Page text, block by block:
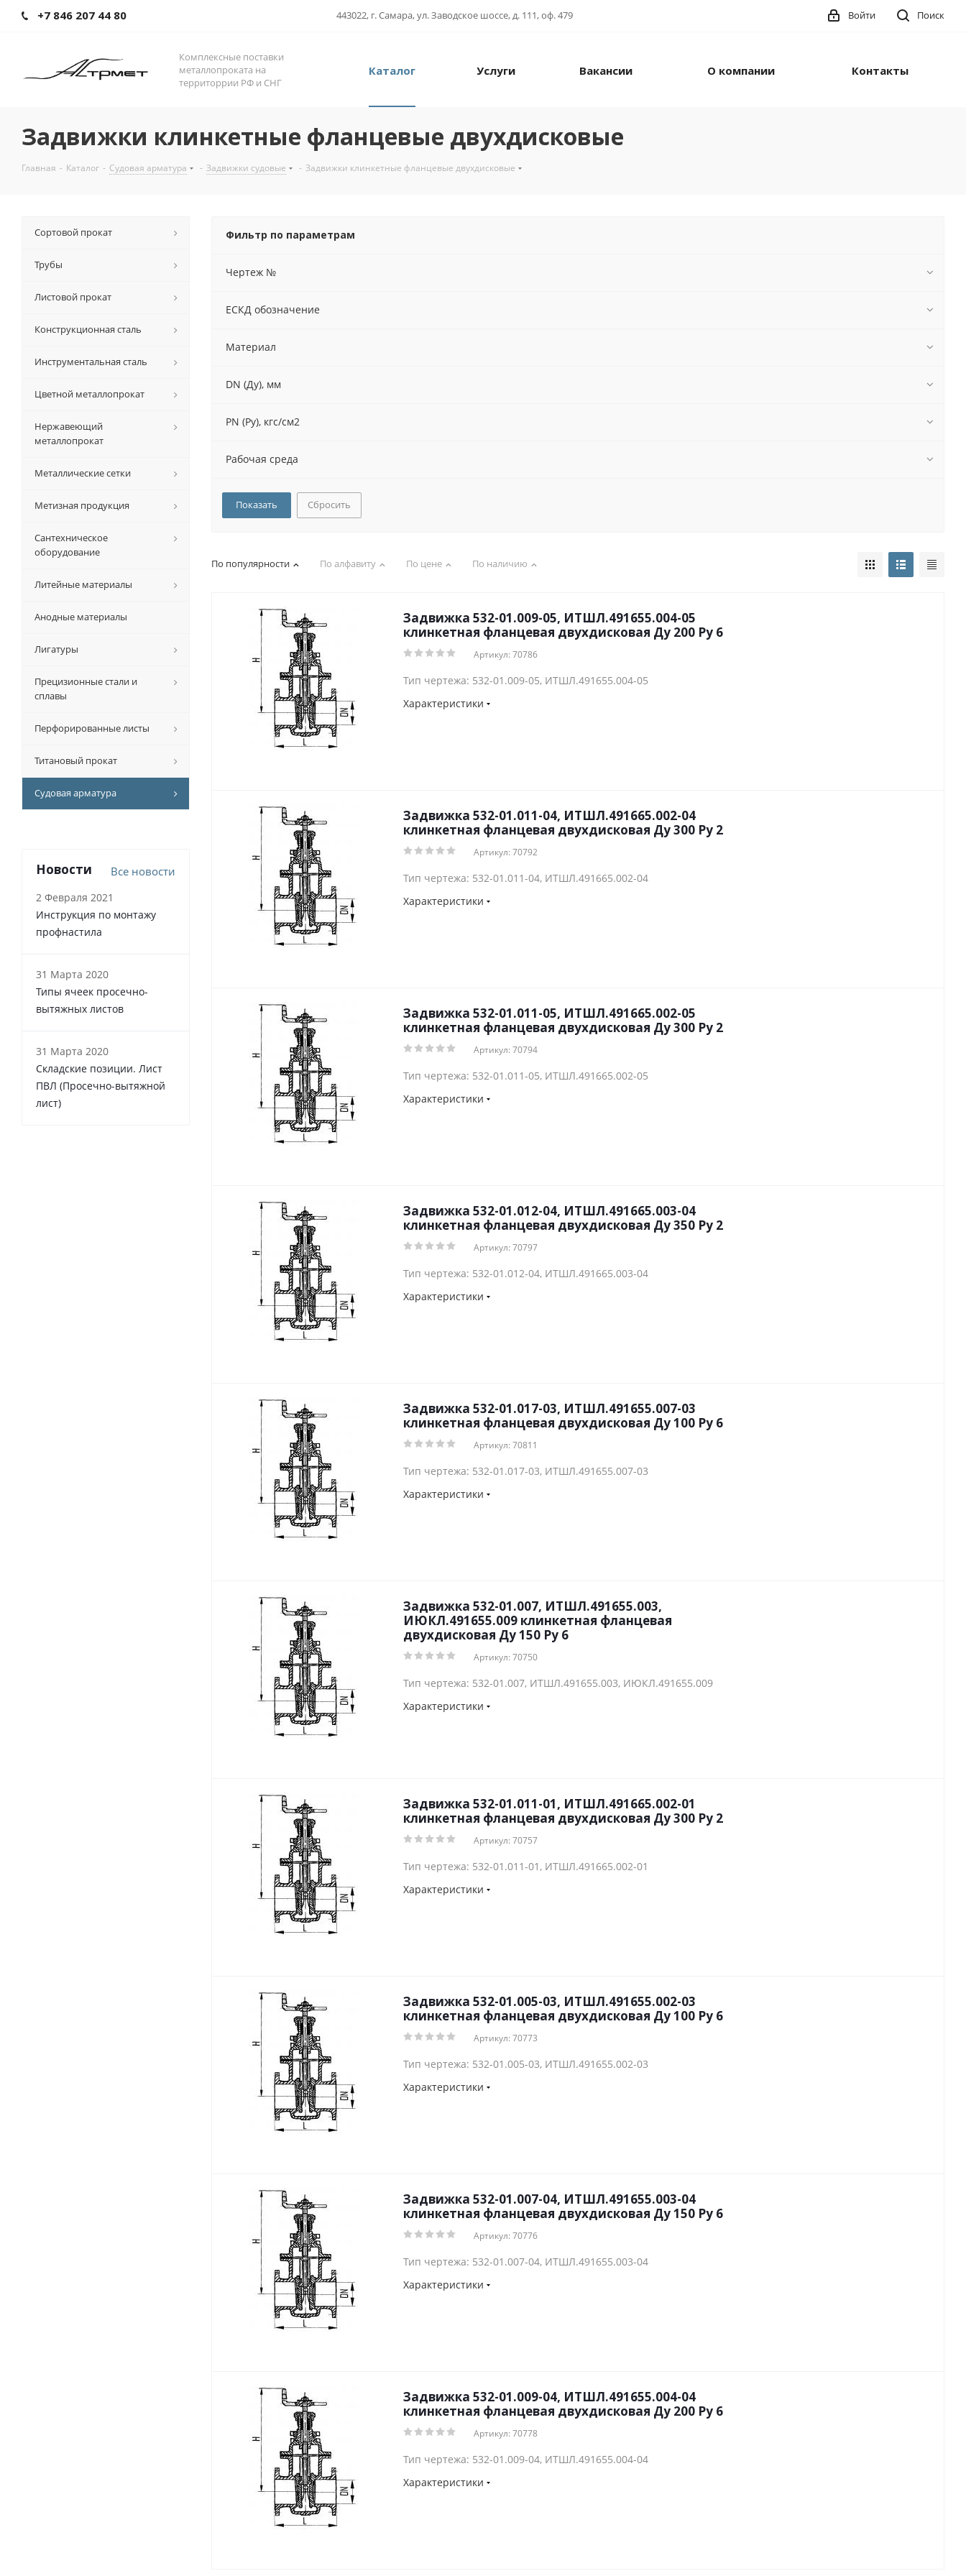
+7 846 207 44 80 443022, г. Самара, ул. Заводское шоссе, д. 111, оф. 479 Поиск
Войти
Комплексные поставки
металлопроката на
территоррии РФ и СНГ
Каталог Услуги Вакансии О компании Контакты
Задвижки клинкетные фланцевые двухдисковые
Главная - Каталог - Судовая арматура - Задвижки судовые - Задвижки клинкетные фланцевые двухдисковые
Фильтр по параметрам
Чертеж №
ЕСКД обозначение
Материал
DN (Ду), мм
PN (Py), кгс/см2
Рабочая среда
Сбросить
По популярности По алфавиту По цене По наличию
Задвижка 532-01.009-05, ИТШЛ.491655.004-05
клинкетная фланцевая двухдисковая Ду 200 Py 6
Артикул: 70786
Тип чертежа: 532-01.009-05, ИТШЛ.491655.004-05
Характеристики
Задвижка 532-01.011-04, ИТШЛ.491665.002-04
клинкетная фланцевая двухдисковая Ду 300 Py 2
Артикул: 70792
Тип чертежа: 532-01.011-04, ИТШЛ.491665.002-04
Характеристики
Задвижка 532-01.011-05, ИТШЛ.491665.002-05
клинкетная фланцевая двухдисковая Ду 300 Py 2
Артикул: 70794
Тип чертежа: 532-01.011-05, ИТШЛ.491665.002-05
Характеристики
Задвижка 532-01.012-04, ИТШЛ.491665.003-04
клинкетная фланцевая двухдисковая Ду 350 Py 2
Артикул: 70797
Тип чертежа: 532-01.012-04, ИТШЛ.491665.003-04
Характеристики
Задвижка 532-01.017-03, ИТШЛ.491655.007-03
клинкетная фланцевая двухдисковая Ду 100 Py 6
Артикул: 70811
Тип чертежа: 532-01.017-03, ИТШЛ.491655.007-03
Характеристики
Задвижка 532-01.007, ИТШЛ.491655.003,
ИЮКЛ.491655.009 клинкетная фланцевая
двухдисковая Ду 150 Py 6
Артикул: 70750
Тип чертежа: 532-01.007, ИТШЛ.491655.003, ИЮКЛ.491655.009
Характеристики
Задвижка 532-01.011-01, ИТШЛ.491665.002-01
клинкетная фланцевая двухдисковая Ду 300 Py 2
Артикул: 70757
Тип чертежа: 532-01.011-01, ИТШЛ.491665.002-01
Характеристики
Задвижка 532-01.005-03, ИТШЛ.491655.002-03
клинкетная фланцевая двухдисковая Ду 100 Py 6
Артикул: 70773
Тип чертежа: 532-01.005-03, ИТШЛ.491655.002-03
Характеристики
Задвижка 532-01.007-04, ИТШЛ.491655.003-04
клинкетная фланцевая двухдисковая Ду 150 Py 6
Артикул: 70776
Тип чертежа: 532-01.007-04, ИТШЛ.491655.003-04
Характеристики
Задвижка 532-01.009-04, ИТШЛ.491655.004-04
клинкетная фланцевая двухдисковая Ду 200 Py 6
Артикул: 70778
Тип чертежа: 532-01.009-04, ИТШЛ.491655.004-04
Характеристики
Сортовой прокат
Трубы
Листовой прокат
Конструкционная сталь
Инструментальная сталь
Цветной металлопрокат
Нержавеющий
металлопрокат
Металлические сетки
Метизная продукция
Сантехническое
оборудование
Литейные материалы
Анодные материалы
Лигатуры
Прецизионные стали и
сплавы
Перфорированные листы
Титановый прокат
Судовая арматура
Новости Все новости
2 Февраля 2021
Инструкция по монтажу
профнастила
31 Марта 2020
Типы ячеек просечно-
вытяжных листов
31 Марта 2020
Складские позиции. Лист
ПВЛ (Просечно-вытяжной
лист)